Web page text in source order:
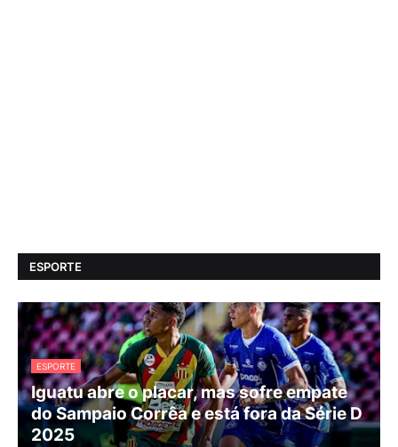
ESPORTE
ESPORTE
Iguatu abre o placar, mas sofre empate
do Sampaio Corrêa e está fora da Série D
2025